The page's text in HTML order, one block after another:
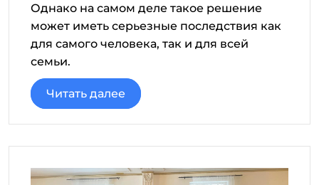
Однако на самом деле такое решение
может иметь серьезные последствия как
для самого человека, так и для всей
семьи.
Читать далее